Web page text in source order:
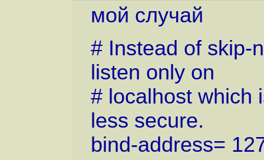
мой случай
# Instead of skip-
listen only on
# localhost which
less secure.
bind-address=